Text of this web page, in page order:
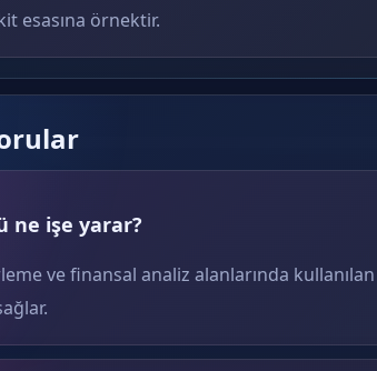
esasına örnektir.
ne işe yarar?
ve finansal analiz alanlarında kullanılan